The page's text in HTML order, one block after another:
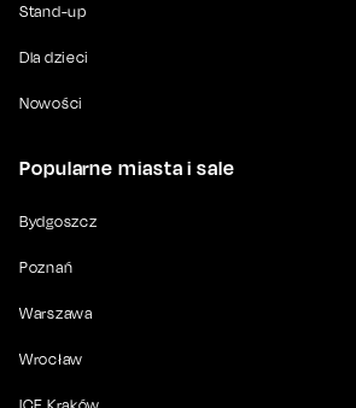
Stand-up
Dla dzieci
Nowości
Popularne miasta i sale
Bydgoszcz
Poznań
Warszawa
Wrocław